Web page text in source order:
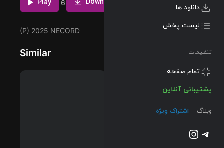
دانلود ها
لیست پخش
تنظیمات
پشتیبانی آنلاین
وبلاگ اشتراک ویژه
تلگرام
اینستاگرم
@2023-2026 Musilon
میتوانید با دو کیفیت 320 و FLAC دریافت کنید.
Play Download